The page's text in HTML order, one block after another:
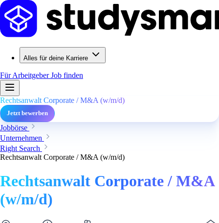
Alles für deine Karriere
Für ArbeitgeberJob finden
Rechtsanwalt Corporate / M&A (w/m/d)
Jetzt bewerben
Jobbörse
Unternehmen
Right Search
Rechtsanwalt Corporate / M&A (w/m/d)
Rechtsanwalt Corporate / M&A
(w/m/d)